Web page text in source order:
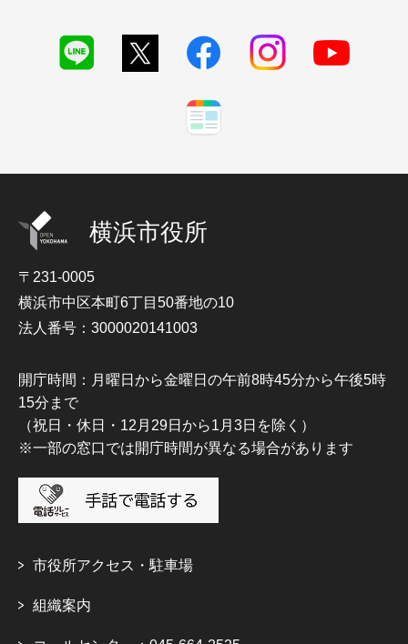
横浜市役所
〒231-0005
横浜市中区本町6丁目50番地の10
法人番号：3000020141003
開庁時間：月曜日から金曜日の午前8時45分から午後5時
15分まで
（祝日・休日・12月29日から1月3日を除く）
※一部の窓口では開庁時間が異なる場合があります
市役所アクセス・駐車場
組織案内